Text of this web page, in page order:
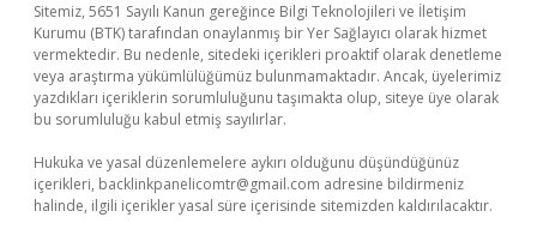
Sitemiz, 5651 Sayılı Kanun gereğince Bilgi Teknolojileri ve İletişim
Kurumu (BTK) tarafından onaylanmış bir Yer Sağlayıcı olarak hizmet
vermektedir. Bu nedenle, sitedeki içerikleri proaktif olarak denetleme
veya araştırma yükümlülüğümüz bulunmamaktadır. Ancak, üyelerimiz
yazdıkları içeriklerin sorumluluğunu taşımakta olup, siteye üye olarak
bu sorumluluğu kabul etmiş sayılırlar.
Hukuka ve yasal düzenlemelere aykırı olduğunu düşündüğünüz
içerikleri, backlinkpanelicomtr@gmail.com adresine bildirmeniz
halinde, ilgili içerikler yasal süre içerisinde sitemizden kaldırılacaktır.